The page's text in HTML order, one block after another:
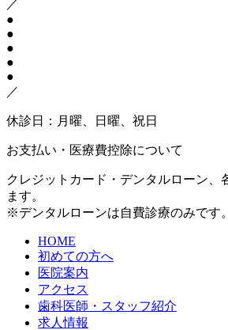
／
●
●
●
●
●
／
休診日：月曜、日曜、祝日
お支払い・医療費控除について
クレジットカード・デンタルローン、
ます。
※デンタルローンは自費診療のみです。
HOME
初めての方へ
医院案内
アクセス
歯科医師・スタッフ紹介
求人情報